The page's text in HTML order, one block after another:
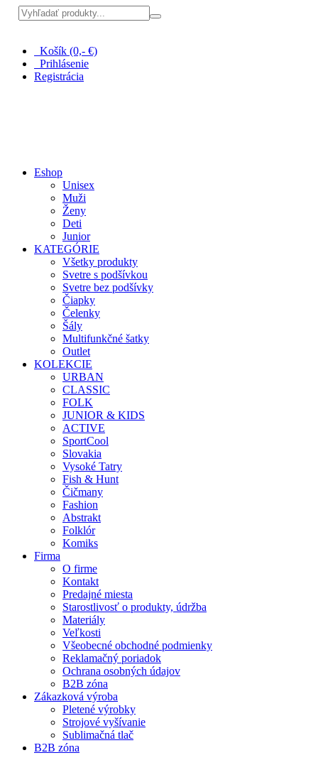
Košík (0,- €)
Prihlásenie
Registrácia
Eshop
Unisex
Muži
Ženy
Deti
Junior
KATEGÓRIE
Všetky produkty
Svetre s podšívkou
Svetre bez podšívky
Čiapky
Čelenky
Šály
Multifunkčné šatky
Outlet
KOLEKCIE
URBAN
CLASSIC
FOLK
JUNIOR & KIDS
ACTIVE
SportCool
Slovakia
Vysoké Tatry
Fish & Hunt
Čičmany
Fashion
Abstrakt
Folklór
Komiks
Firma
O firme
Kontakt
Predajné miesta
Starostlivosť o produkty, údržba
Materiály
Veľkosti
Všeobecné obchodné podmienky
Reklamačný poriadok
Ochrana osobných údajov
B2B zóna
Zákazková výroba
Pletené výrobky
Strojové vyšívanie
Sublimačná tlač
B2B zóna